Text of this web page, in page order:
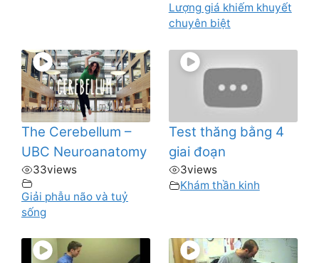
Lượng giá khiếm khuyết
chuyên biệt
The Cerebellum –
UBC Neuroanatomy
33views
Giải phẫu não và tuỷ
sống
Test thăng bằng 4
giai đoạn
3views
Khám thần kinh